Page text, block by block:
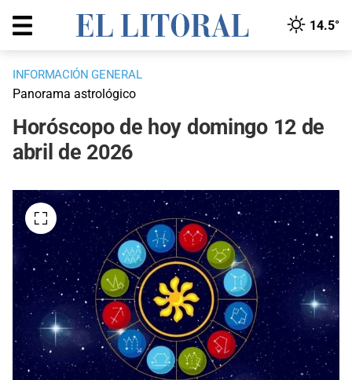
14.5°
INFORMACIÓN GENERAL
Panorama astrológico
Horóscopo de hoy domingo 12 de
abril de 2026